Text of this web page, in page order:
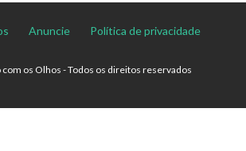
Anuncie Política de privacidade
os Olhos - Todos os direitos reservados